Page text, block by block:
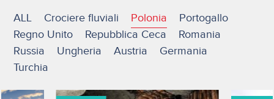
ALL Crociere fluviali Polonia
Portogallo
Regno Unito
Repubblica Ceca
Romania
Russia
Ungheria Austria
Germania
Turchia